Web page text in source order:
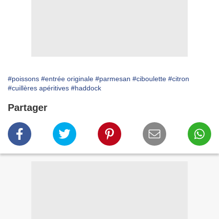
#poissons #entrée originale #parmesan #ciboulette #citron
#cuillères apéritives #haddock
Partager